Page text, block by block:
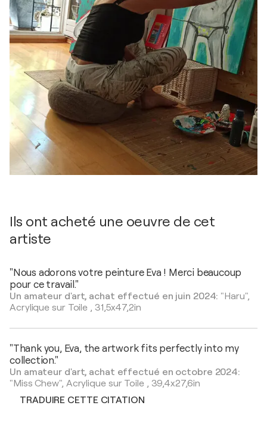
Ils ont acheté une oeuvre de cet
artiste
"Nous adorons votre peinture Eva ! Merci beaucoup
pour ce travail."
Un amateur d'art, achat effectué en juin 2024: "Haru",
Acrylique sur Toile , 31,5x47,2in
"Thank you, Eva, the artwork fits perfectly into my
collection."
Un amateur d'art, achat effectué en octobre 2024:
"Miss Chew", Acrylique sur Toile, 39,4x27,6in
TRADUIRE CETTE CITATION